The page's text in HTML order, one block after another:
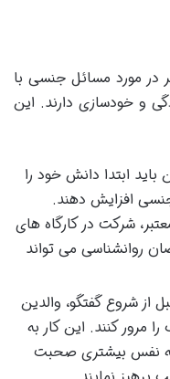
در مورد مسائل جنسی با
و خودسازی دارند. این
باید ابتدا دانش خود را
افزایش دهند.
شرکت در کارگاه های
روانشناسی می تواند
از شروع گفتگو، والدین
مرور کنند. این کار به
به نفس بیشتری صحبت